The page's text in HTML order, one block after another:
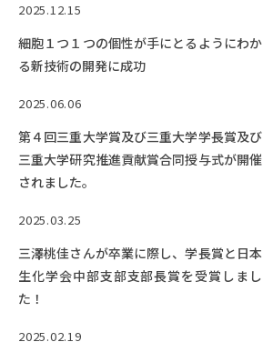
2025.12.15
細胞１つ１つの個性が手にとるようにわか
る新技術の開発に成功
2025.06.06
第４回三重大学賞及び三重大学学長賞及び
三重大学研究推進貢献賞合同授与式が開催
されました。
2025.03.25
三澤桃佳さんが卒業に際し、学長賞と日本
生化学会中部支部支部長賞を受賞しまし
た！
2025.02.19